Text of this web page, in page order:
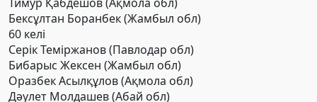
Тимур Қабдешов (Ақмола обл)
Бексұлтан Боранбек (Жамбыл обл)
60 келі
Серік Теміржанов (Павлодар обл)
Бибарыс Жексен (Жамбыл обл)
Оразбек Асылқұлов (Ақмола обл)
Дәулет Молдашев (Абай обл)